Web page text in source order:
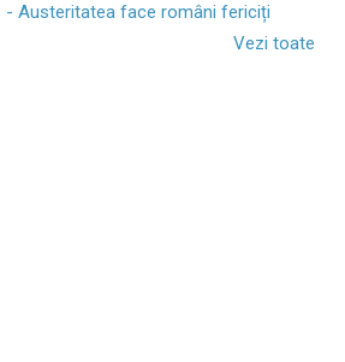
- Austeritatea face români fericiți
Vezi toate